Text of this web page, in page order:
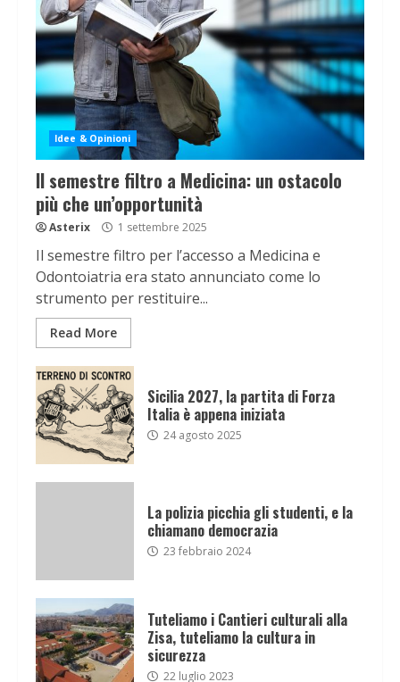
Idee & Opinioni
Il semestre filtro a Medicina: un ostacolo
più che un’opportunità
Asterix 1 settembre 2025
Il semestre filtro per l’accesso a Medicina e
Odontoiatria era stato annunciato come lo
strumento per restituire...
Read More
Sicilia 2027, la partita di Forza
Italia è appena iniziata
24 agosto 2025
La polizia picchia gli studenti, e la
chiamano democrazia
23 febbraio 2024
Tuteliamo i Cantieri culturali alla
Zisa, tuteliamo la cultura in
sicurezza
22 luglio 2023